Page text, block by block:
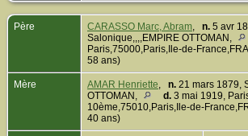
Père CARASSO Marc, Abram, n. 5 avr
Salonique,,,,EMPIRE OTTOMAN,
Paris,75000,Paris,Ile-de-
58 ans)
Mère AMAR Henriette, n. 21 mars 1879,
OTTOMAN,
d. 3 mai 1919,
10ème,75010,Paris,Ile-de-
40 ans)